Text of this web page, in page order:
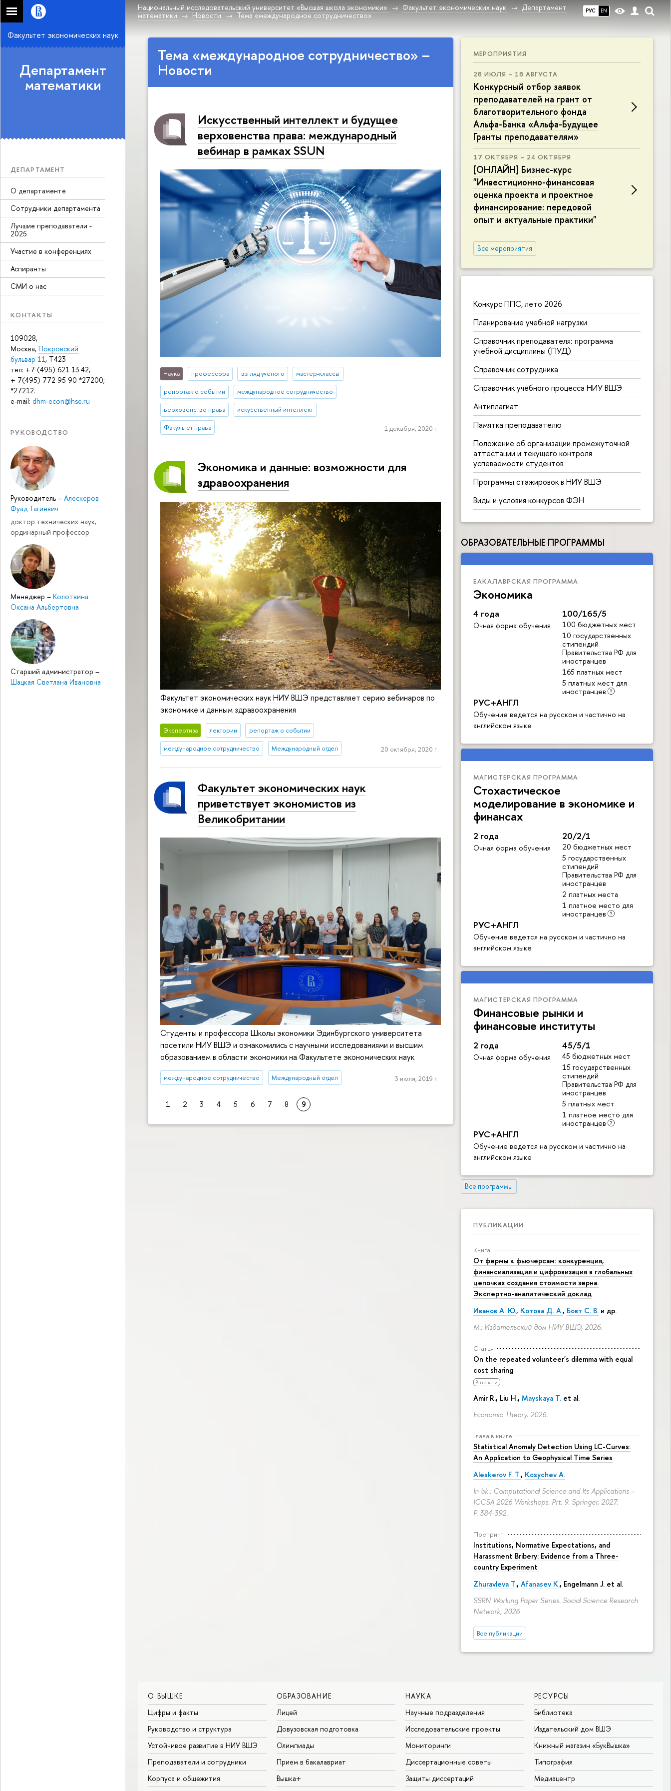
РУС EN
Национальный исследовательский университет «Высшая школа экономики» Факультет экономических наук
Департамент
математики
Новости Тема «международное сотрудничество»
Факультет экономических наук
Департамент
математики
ДЕПАРТАМЕНТ
О департаменте
Сотрудники департамента
Лучшие преподаватели -
2025
Участие в конференциях
Аспиранты
СМИ о нас
КОНТАКТЫ
109028,
Москва, Покровский
бульвар 11, T423
тел: +7 (495) 621 13 42,
+ 7(495) 772 95 90 *27200;
*27212.
e-mail: dhm-econ@hse.ru
РУКОВОДСТВО
Руководитель – Алескеров
Фуад Тагиевич
доктор технических наук,
ординарный профессор
Менеджер – Колотвина
Оксана Альбертовна
Cтарший администратор –
Шацкая Светлана Ивановна
МЕРОПРИЯТИЯ
28 ИЮЛЯ – 18 АВГУСТА
Конкурсный отбор заявок
преподавателей на грант от
благотворительного фонда
Альфа-Банка «Альфа-Будущее
Гранты преподавателям»
17 ОКТЯБРЯ – 24 ОКТЯБРЯ
[ОНЛАЙН] Бизнес-курс
"Инвестиционно-финансовая
оценка проекта и проектное
финансирование: передовой
опыт и актуальные практики"
Все мероприятия
Конкурс ППС, лето 2026
Планирование учебной нагрузки
Справочник преподавателя: программа
учебной дисциплины (ПУД)
Справочник сотрудника
Справочник учебного процесса НИУ ВШЭ
Антиплагиат
Памятка преподавателю
Положение об организации промежуточной
аттестации и текущего контроля
успеваемости студентов
Программы стажировок в НИУ ВШЭ
Виды и условия конкурсов ФЭН
ОБРАЗОВАТЕЛЬНЫЕ ПРОГРАММЫ
БАКАЛАВРСКАЯ ПРОГРАММА
Экономика
4 года
Очная форма обучения
100/165/5
100 бюджетных мест
10 государственных
стипендий
Правительства РФ для
иностранцев
165 платных мест
5 платных мест для
иностранцев
РУС+АНГЛ
Обучение ведется на русском и частично на
английском языке
МАГИСТЕРСКАЯ ПРОГРАММА
Стохастическое
моделирование в экономике и
финансах
2 года
Очная форма обучения
20/2/1
20 бюджетных мест
5 государственных
стипендий
Правительства РФ для
иностранцев
2 платных места
1 платное место для
иностранцев
РУС+АНГЛ
Обучение ведется на русском и частично на
английском языке
МАГИСТЕРСКАЯ ПРОГРАММА
Финансовые рынки и
финансовые институты
2 года
Очная форма обучения
45/5/1
45 бюджетных мест
15 государственных
стипендий
Правительства РФ для
иностранцев
5 платных мест
1 платное место для
иностранцев
РУС+АНГЛ
Обучение ведется на русском и частично на
английском языке
Все программы
ПУБЛИКАЦИИ
Книга
От фермы к фьючерсам: конкуренция,
финансиализация и цифровизация в глобальных
цепочках создания стоимости зерна.
Экспертно-аналитический доклад
Иванов А. Ю., Котова Д. А., Бовт С. В. и др.
М.: Издательский дом НИУ ВШЭ, 2026.
Статья
On the repeated volunteer's dilemma with equal
cost sharing
В печати
Amir R., Liu H., Mayskaya T. et al.
Economic Theory. 2026.
Глава в книге
Statistical Anomaly Detection Using LC-Curves:
An Application to Geophysical Time Series
Aleskerov F. T., Kosychev A.
In bk.: Computational Science and Its Applications –
ICCSA 2026 Workshops. Prt. 9. Springer, 2027.
P. 384-392.
Препринт
Institutions, Normative Expectations, and
Harassment Bribery: Evidence from a Three-
country Experiment
Zhuravleva T., Afanasev K., Engelmann J. et al.
SSRN Working Paper Series. Social Science Research
Network, 2026
Все публикации
Тема «международное сотрудничество» –
Новости
Искусственный интеллект и будущее
верховенства права: международный
вебинар в рамках SSUN
Наука профессора взгляд ученого мастер-классы
репортаж о событии международное сотрудничество
верховенство права искусственный интеллект
Факультет права 1 декабря, 2020 г.
Экономика и данные: возможности для
здравоохранения
Факультет экономических наук НИУ ВШЭ представляет серию вебинаров по
экономике и данным здравоохранения
Экспертиза лектории репортаж о событии
международное сотрудничество Международный отдел 20 октября, 2020 г.
Факультет экономических наук
приветствует экономистов из
Великобритании
Студенты и профессора Школы экономики Эдинбургского университета
посетили НИУ ВШЭ и ознакомились с научными исследованиями и высшим
образованием в области экономики на Факультете экономических наук
международное сотрудничество Международный отдел 3 июля, 2019 г.
1 2 3 4 5 6 7 8 9
О ВЫШКЕ
Цифры и факты
Руководство и структура
Устойчивое развитие в НИУ ВШЭ
Преподаватели и сотрудники
Корпуса и общежития
ОБРАЗОВАНИЕ
Лицей
Довузовская подготовка
Олимпиады
Прием в бакалавриат
Вышка+
НАУКА
Научные подразделения
Исследовательские проекты
Мониторинги
Диссертационные советы
Защиты диссертаций
РЕСУРСЫ
Библиотека
Издательский дом ВШЭ
Книжный магазин «БукВышка»
Типография
Медиацентр